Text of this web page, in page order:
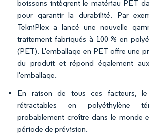
boissons intègrent le matériau PET
pour garantir la durabilité. Par
TekniPlex a lancé une nouvelle
traitement fabriqués à 100 % en
(PET). L'emballage en PET offre une
du produit et répond également
l'emballage.
En raison de tous ces facteurs,
rétractables en polyéthylène
probablement croître dans le monde
période de prévision.